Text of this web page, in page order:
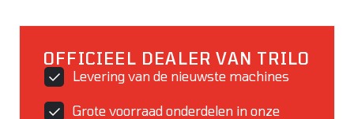
OFFICIEEL DEALER VAN TRILO
Levering van de nieuwste machines
Grote voorraad onderdelen in onze